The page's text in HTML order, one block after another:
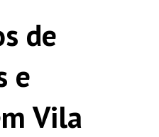
de
e
Vila